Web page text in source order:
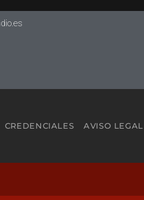
CREDENCIALES AVISO LEGAL